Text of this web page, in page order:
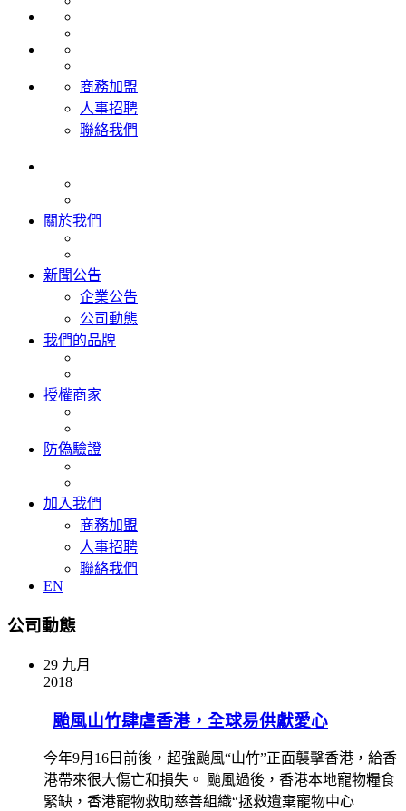
商務加盟
人事招聘
聯絡我們
關於我們
新聞公告
企業公告
公司動態
我們的品牌
授權商家
防偽驗證
加入我們
商務加盟
人事招聘
聯絡我們
EN
公司動態
29 九月
2018
颱風山竹肆虐香港，全球易供獻愛心
今年9月16日前後，超強颱風“山竹”正面襲擊香港，給香
港帶來很大傷亡和損失。 颱風過後，香港本地寵物糧食
緊缺，香港寵物救助慈善組織“拯救遺棄寵物中心